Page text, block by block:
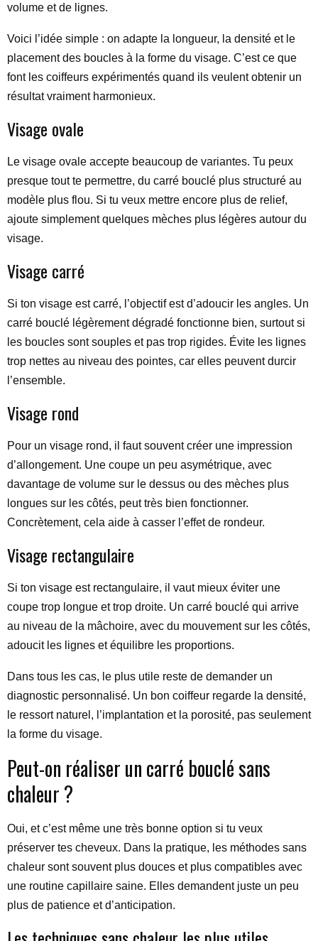
volume et de lignes.
Voici l’idée simple : on adapte la longueur, la densité et le
placement des boucles à la forme du visage. C’est ce que
font les coiffeurs expérimentés quand ils veulent obtenir un
résultat vraiment harmonieux.
Visage ovale
Le visage ovale accepte beaucoup de variantes. Tu peux
presque tout te permettre, du carré bouclé plus structuré au
modèle plus flou. Si tu veux mettre encore plus de relief,
ajoute simplement quelques mèches plus légères autour du
visage.
Visage carré
Si ton visage est carré, l’objectif est d’adoucir les angles. Un
carré bouclé légèrement dégradé fonctionne bien, surtout si
les boucles sont souples et pas trop rigides. Évite les lignes
trop nettes au niveau des pointes, car elles peuvent durcir
l’ensemble.
Visage rond
Pour un visage rond, il faut souvent créer une impression
d’allongement. Une coupe un peu asymétrique, avec
davantage de volume sur le dessus ou des mèches plus
longues sur les côtés, peut très bien fonctionner.
Concrètement, cela aide à casser l’effet de rondeur.
Visage rectangulaire
Si ton visage est rectangulaire, il vaut mieux éviter une
coupe trop longue et trop droite. Un carré bouclé qui arrive
au niveau de la mâchoire, avec du mouvement sur les côtés,
adoucit les lignes et équilibre les proportions.
Dans tous les cas, le plus utile reste de demander un
diagnostic personnalisé. Un bon coiffeur regarde la densité,
le ressort naturel, l’implantation et la porosité, pas seulement
la forme du visage.
Peut-on réaliser un carré bouclé sans
chaleur ?
Oui, et c’est même une très bonne option si tu veux
préserver tes cheveux. Dans la pratique, les méthodes sans
chaleur sont souvent plus douces et plus compatibles avec
une routine capillaire saine. Elles demandent juste un peu
plus de patience et d’anticipation.